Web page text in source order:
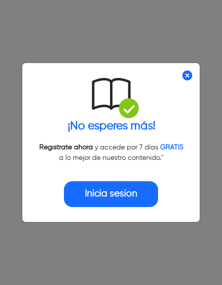
¡No esperes más!
Regístrate ahoray accede por 7 días GRATIS
a lo mejor de nuestro contenido."
Inicia sesión